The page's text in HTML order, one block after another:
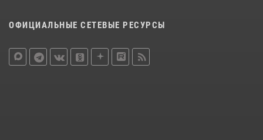
ОФИЦИАЛЬНЫЕ СЕТЕВЫЕ РЕСУРСЫ